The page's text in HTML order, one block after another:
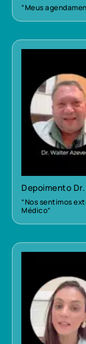
“Meus
Depoimento
“Nos sentimos
Médico”